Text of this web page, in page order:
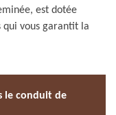
est dotée
qui vous garantit la
le conduit de